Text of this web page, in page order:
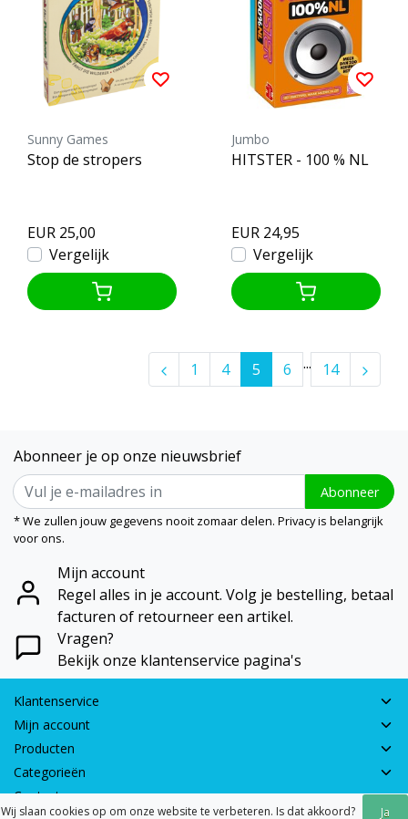
Sunny Games
Stop de stropers
EUR 25,00
Vergelijk
Jumbo
HITSTER - 100 % NL
EUR 24,95
Vergelijk
1 4 5 6 ... 14
Abonneer je op onze nieuwsbrief
Abonneer
* We zullen jouw gegevens nooit zomaar delen. Privacy is belangrijk
voor ons.
Mijn account
Regel alles in je account. Volg je bestelling, betaal
facturen of retourneer een artikel.
Vragen?
Bekijk onze klantenservice pagina's
Klantenservice
Mijn account
Producten
Categorieën
Contactgegevens
Wij slaan cookies op om onze website te verbeteren. Is dat akkoord? Ja